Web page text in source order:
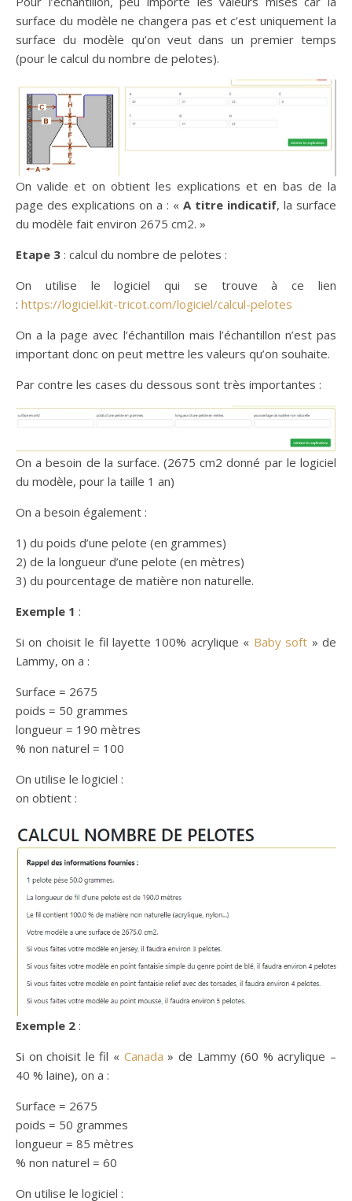
surface du modèle ne changera pas et c’est uniquement la
surface du modèle qu’on veut dans un premier temps
(pour le calcul du nombre de pelotes).
On valide et on obtient les explications et en bas de la
page des explications on a : « A titre indicatif, la surface
du modèle fait environ 2675 cm2. »
Etape 3 : calcul du nombre de pelotes :
On utilise le logiciel qui se trouve à ce lien
: https://logiciel.kit-tricot.com/logiciel/calcul-pelotes
On a la page avec l’échantillon mais l’échantillon n’est pas
important donc on peut mettre les valeurs qu’on souhaite.
Par contre les cases du dessous sont très importantes :
On a besoin de la surface. (2675 cm2 donné par le logiciel
du modèle, pour la taille 1 an)
On a besoin également :
1) du poids d’une pelote (en grammes)
2) de la longueur d’une pelote (en mètres)
3) du pourcentage de matière non naturelle.
Exemple 1 :
Si on choisit le fil layette 100% acrylique « Baby soft » de
Lammy, on a :
Surface = 2675
poids = 50 grammes
longueur = 190 mètres
% non naturel = 100
On utilise le logiciel :
on obtient :
Exemple 2 :
Si on choisit le fil « Canada » de Lammy (60 % acrylique –
40 % laine), on a :
Surface = 2675
poids = 50 grammes
longueur = 85 mètres
% non naturel = 60
On utilise le logiciel :